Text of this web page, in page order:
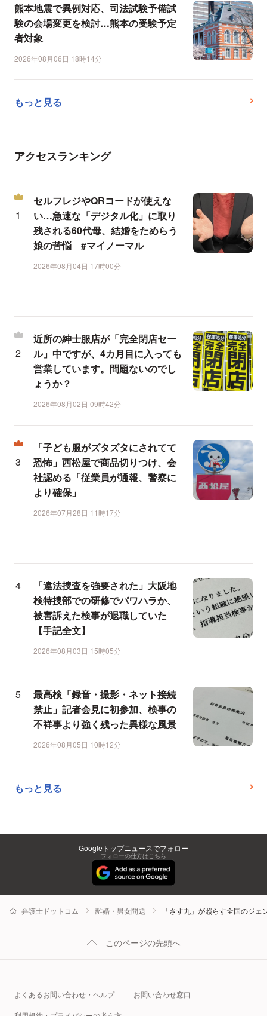
熊本地震で異例対応、司法試験予備試
験の会場変更を検討…熊本の受験予定
者対象
2026年08月06日 18時14分
もっと見る
アクセスランキング
セルフレジやQRコードが使えな
い…急速な「デジタル化」に取り
残される60代母、結婚をためらう
娘の苦悩 #マイノーマル
2026年08月04日 17時00分
近所の紳士服店が「完全閉店セー
ル」中ですが、4カ月目に入っても
営業しています。問題ないのでし
ょうか？
2026年08月02日 09時42分
「子ども服がズタズタにされてて
恐怖」西松屋で商品切りつけ、会
社認める「従業員が通報、警察に
より確保」
2026年07月28日 11時17分
「違法捜査を強要された」大阪地
検特捜部での研修でパワハラか、
被害訴えた検事が退職していた
【手記全文】
2026年08月03日 15時05分
最高検「録音・撮影・ネット接続
禁止」記者会見に初参加、検事の
不祥事より強く残った異様な風景
2026年08月05日 10時12分
もっと見る
Googleトップニュースでフォロー
フォローの仕方はこちら
弁護士ドットコム 離婚・男女問題 「さす九」が照らす全国のジ
このページの先頭へ
よくあるお問い合わせ・ヘルプ お問い合わせ窓口